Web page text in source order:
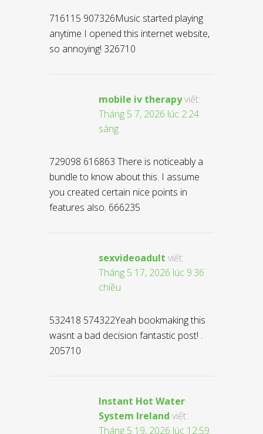
716115 907326Music started playing
anytime I opened this internet website,
so annoying! 326710
mobile iv therapyviết:
Tháng 5 7, 2026 lúc 2:24
sáng
729098 616863 There is noticeably a
bundle to know about this. I assume
you created certain nice points in
features also. 666235
sexvideoadult viết:
Tháng 5 17, 2026 lúc 9:36
chiều
532418 574322Yeah bookmaking this
wasnt a bad decision fantastic post! .
205710
Instant Hot Water
System Ireland viết:
Tháng 5 19, 2026 lúc 12:59